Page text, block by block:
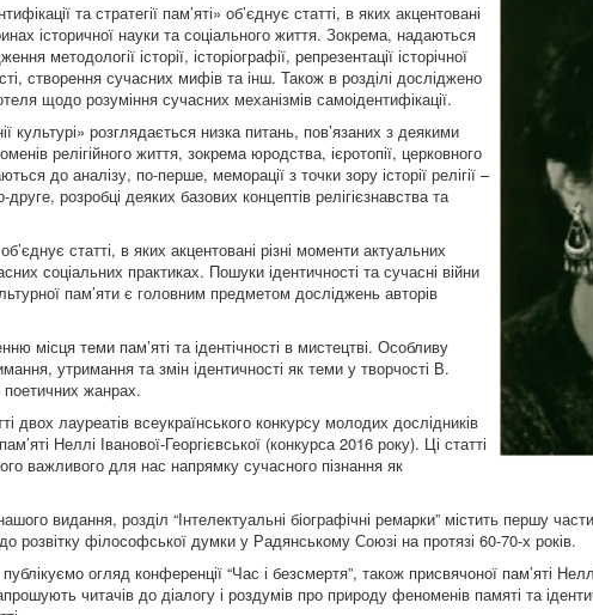
та стратегії пам’яті» об’єднує статті, в яких акцентовані
історичної науки та соціального життя. Зокрема, надаються
методології історії, історіографії, репрезентації історічної
створення сучасних мифів та інш. Також в розділі досліджено
щодо розуміння сучасних механізмів самоідентифікації.
культурі» розглядається низка питань, пов’язаних з деякими
релігійного життя, зокрема юродства, ієротопії, церковного
до аналізу, по-перше, меморації з точки зору історії релігії –
друге, розробці деяких базових концептів релігієзнавства та
статті, в яких акцентовані різні моменти актуальних
соціальних практиках. Пошуки ідентичності та сучасні війни
пам’яти є головним предметом досліджень авторів
місця теми пам’яті та ідентічності в мистецтві. Особливу
утримання та змін ідентичності як теми у творчості В.
жанрах.
двох лауреатів всеукраїнського конкурсу молодих дослідників
Неллі Іванової-Георгієвської (конкурса 2016 року). Ці статті
важливого для нас напрямку сучасного пізнання як
видання, розділ “Інтелектуальні біографічні ремарки” містить першу
розвітку філософської думки у Радянському Союзі на протязі 60-70-х років.
огляд конференції “Час і безсмертя”, також присвячоної пам’яті
читачів до діалогу і роздумів про природу феноменів памяті та